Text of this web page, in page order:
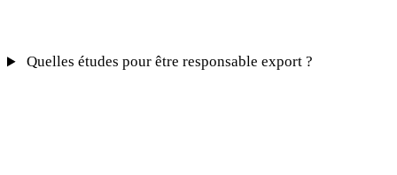
Quelles études pour être responsable export ?